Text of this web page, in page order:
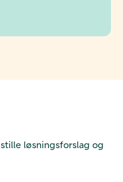
løsningsforslag og